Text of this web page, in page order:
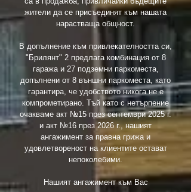
жители да се присъединят към нашата
нарастваща общност.
В допълнение към привлекателността си,
"Брилянт" 2 предлага комбинация от 8
гаража и 27 подземни паркоместа,
допълнени от 8 външни паркоместа, като
гарантира, че удобството никога не е
компрометирано. Тъй като с нетърпение
очакваме акт №15 през септември 2025 г.
и акт №16 през 2026 г., нашият
ангажимент за правна грижа и
удовлетвореност на клиентите остават
непоколебими.
Нашият ангажимент към Вас